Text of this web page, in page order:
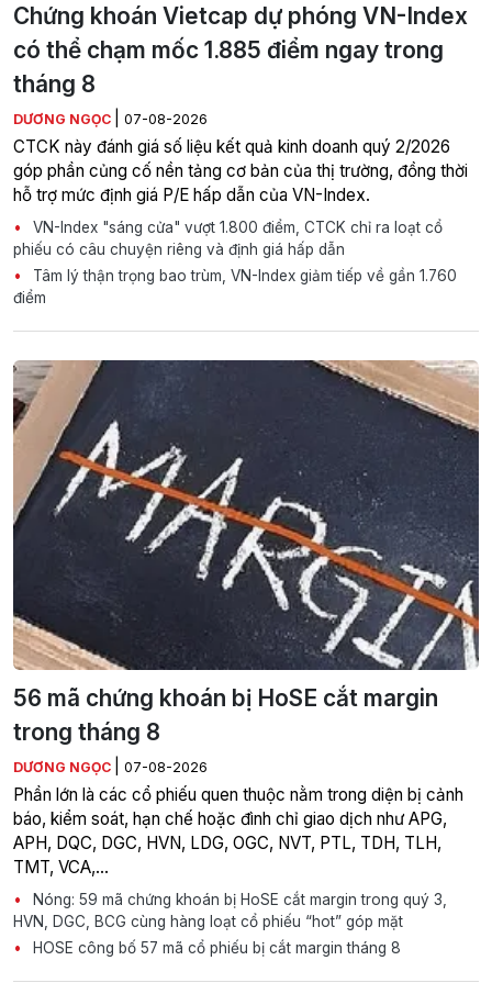
Chứng khoán Vietcap dự phóng VN-Index
có thể chạm mốc 1.885 điểm ngay trong
tháng 8
DƯƠNG NGỌC 07-08-2026
CTCK này đánh giá số liệu kết quả kinh doanh quý 2/2026
góp phần củng cố nền tảng cơ bản của thị trường, đồng thời
hỗ trợ mức định giá P/E hấp dẫn của VN-Index.
VN-Index "sáng cửa" vượt 1.800 điểm, CTCK chỉ ra loạt cổ
phiếu có câu chuyện riêng và định giá hấp dẫn
Tâm lý thận trọng bao trùm, VN-Index giảm tiếp về gần 1.760
điểm
56 mã chứng khoán bị HoSE cắt margin
trong tháng 8
DƯƠNG NGỌC 07-08-2026
Phần lớn là các cổ phiếu quen thuộc nằm trong diện bị cảnh
báo, kiểm soát, hạn chế hoặc đình chỉ giao dịch như APG,
APH, DQC, DGC, HVN, LDG, OGC, NVT, PTL, TDH, TLH,
TMT, VCA,…
Nóng: 59 mã chứng khoán bị HoSE cắt margin trong quý 3,
HVN, DGC, BCG cùng hàng loạt cổ phiếu “hot” góp mặt
HOSE công bố 57 mã cổ phiếu bị cắt margin tháng 8